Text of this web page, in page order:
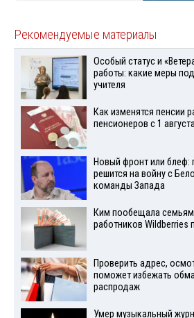
Рекомендуемые материалы
Особый статус и
работы: какие меры
учителя
Как изменятся пенсии
пенсионеров с 1
Новый фронт или блеф:
решится на войну с
команды Запада
Ким пообещала
работников Wildberries
Проверить адрес,
поможет избежать
распродаж
Умер музыкальный